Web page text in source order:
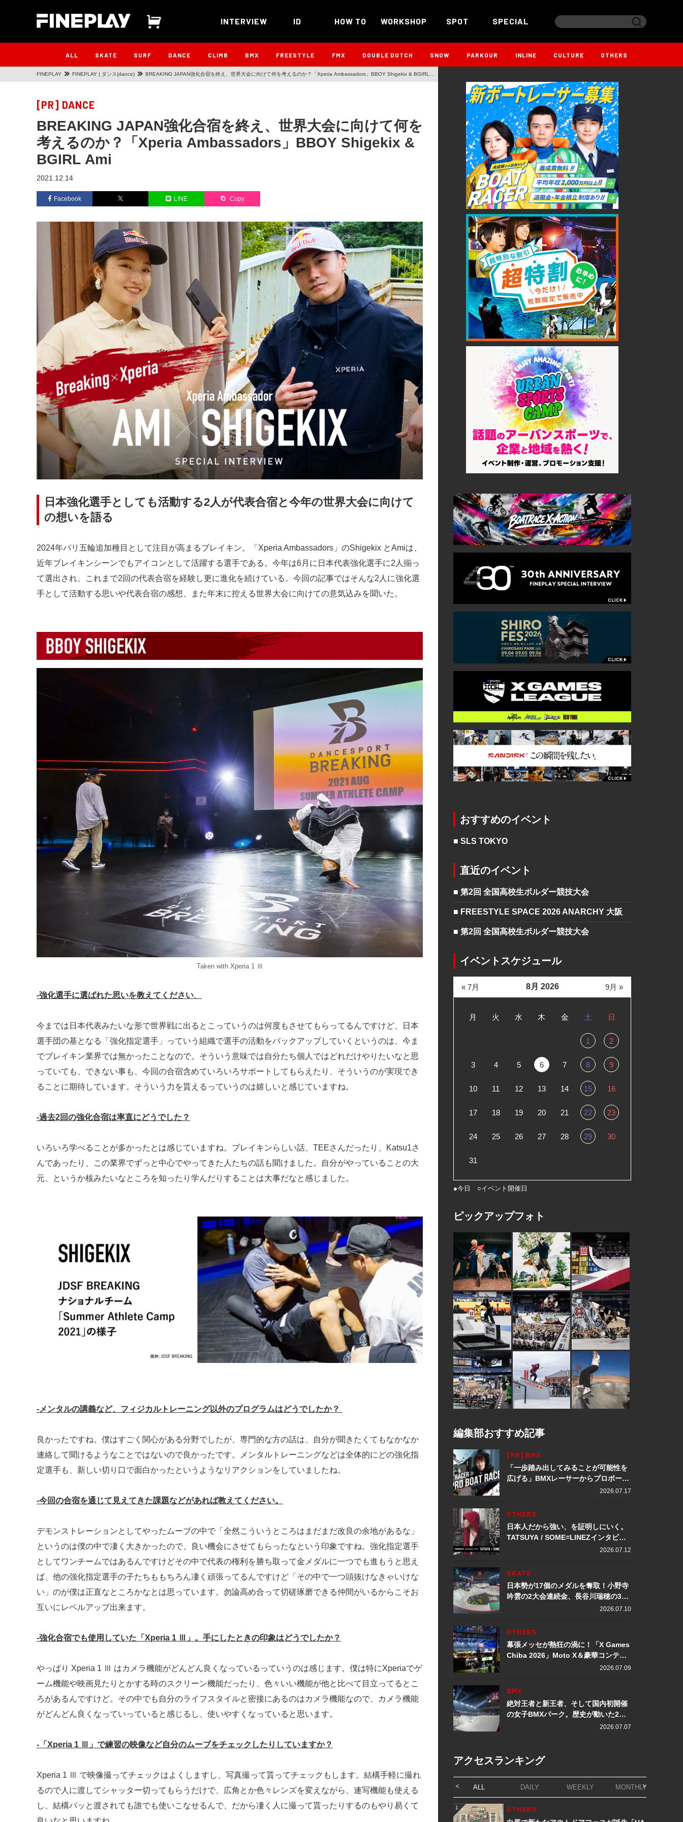
INTERVIEW ID HOW TO WORKSHOP SPOT SPECIAL
ALL SKATE SURF DANCE CLIMB BMX FREESTYLE FMX DOUBLE DUTCH SNOW PARKOUR INLINE CULTURE OTHERS
FINEPLAY FINEPLAY | ダンス(dance) BREAKING JAPAN強化合宿を終え、世界大会に向けて何を考えるのか？「Xperia Ambassadors」BBOY Shigekix & BGIRL
[PR] DANCE
BREAKING JAPAN強化合宿を終え、世界大会に向けて何を
考えるのか？「Xperia Ambassadors」BBOY Shigekix &
BGIRL Ami
2021.12.14
Facebook LINE Copy
日本強化選手としても活動する2人が代表合宿と今年の世界大会に向けて
の想いを語る
2024年パリ五輪追加種目として注目が高まるブレイキン。「Xperia Ambassadors」のShigekix とAmiは、
近年ブレイキンシーンでもアイコンとして活躍する選手である。今年は6月に日本代表強化選手に2人揃っ
て選出され、これまで2回の代表合宿を経験し更に進化を続けている。今回の記事ではそんな2人に強化選
手として活動する思いや代表合宿の感想、また年末に控える世界大会に向けての意気込みを聞いた。
Taken with Xperia 1 Ⅲ
‐強化選手に選ばれた思いを教えてください。
今までは日本代表みたいな形で世界戦に出るとこっていうのは何度もさせてもらってるんですけど、日本
選手団の基となる「強化指定選手」っていう組織で選手の活動をバックアップしていくというのは、今ま
でブレイキン業界では無かったことなので。そういう意味では自分たち個人ではどれだけやりたいなと思
っていても、できない事も、今回の合宿含めていろいろサポートしてもらえたり、そういうのが実現でき
ることに期待しています。そういう力を貰えるっていうのは嬉しいと感じていますね。
‐過去2回の強化合宿は率直にどうでした？
いろいろ学べることが多かったとは感じていますね。ブレイキンらしい話、TEEさんだったり、Katsu1さ
んであったり、この業界でずっと中心でやってきた人たちの話も聞けました。自分がやっていることの大
元、というか核みたいなところを知ったり学んだりすることは大事だなと感じました。
‐メンタルの講義など、フィジカルトレーニング以外のプログラムはどうでしたか？
良かったですね。僕はすごく関心がある分野でしたが、専門的な方の話は、自分が聞きたくてもなかなか
連絡して聞けるようなことではないので良かったです。メンタルトレーニングなどは全体的にどの強化指
定選手も、新しい切り口で面白かったというようなリアクションをしていましたね。
‐今回の合宿を通じて見えてきた課題などがあれば教えてください。
デモンストレーションとしてやったムーブの中で「全然こういうところはまだまだ改良の余地があるな」
というのは僕の中で凄く大きかったので、良い機会にさせてもらったなという印象ですね。強化指定選手
としてワンチームではあるんですけどその中で代表の権利を勝ち取って金メダルに一つでも進もうと思え
ば、他の強化指定選手の子たちももちろん凄く頑張ってるんですけど「その中で一つ頭抜けなきゃいけな
い」のが僕は正直なところかなとは思っています。勿論高め合って切磋琢磨できる仲間がいるからこそお
互いにレベルアップ出来ます。
‐強化合宿でも使用していた「Xperia 1 Ⅲ」。手にしたときの印象はどうでしたか？
やっぱり Xperia 1 Ⅲ はカメラ機能がどんどん良くなっているっていうのは感じます。僕は特にXperiaでゲ
ーム機能や映画見たりとかする時のスクリーン機能だったり、色々いい機能が他と比べて目立ってるとこ
ろがあるんですけど。その中でも自分のライフスタイルと密接にあるのはカメラ機能なので、カメラ機能
がどんどん良くなっていっていると感じるし、使いやすくなっていると思います。
‐「Xperia 1 Ⅲ」で練習の映像など自分のムーブをチェックしたりしていますか？
Xperia 1 Ⅲ で映像撮ってチェックはよくしますし、写真撮って貰ってチェックもします。結構手軽に撮れ
るので人に渡してシャッター切ってもらうだけで、広角とか色々レンズを変えながら、連写機能も使える
し、結構パッと渡されても誰でも使いこなせるんで、だから凄く人に撮って貰ったりするのもやり易くて
おすすめのイベント
■ SLS TOKYO
直近のイベント
■ 第2回 全国高校生ボルダー競技大会
■ FREESTYLE SPACE 2026 ANARCHY 大阪
■ 第2回 全国高校生ボルダー競技大会
イベントスケジュール
8月 2026
月 火 水 木 金 土 日
1 2
3 4 5 6 7 8 9
10 11 12 13 14 15 16
17 18 19 20 21 22 23
24 25 26 27 28 29 30
31
« 7月 9月 »
●今日 ○イベント開催日
ピックアップフォト
編集部おすすめ記事
[PR] BMX
「一歩踏み出してみることが可能性を
広げる」BMXレーサーからプロボート
レーサーへ転身。上田龍星が体現する
2026.07.17
OTHERS
日本人だから強い、を証明しにいく。
TATSUYA / SOME≡LINEZインタビュ
2026.07.12
SKATE
日本勢が17個のメダルを奪取！小野寺
吟雲の2大会連続金、長谷川瑞穂の3メ
ダル獲得など数々の快挙をプレイバッ
2026.07.10
OTHERS
幕張メッセが熱狂の渦に！「X Games
Chiba 2026」Moto X＆豪華コンテン
2026.07.09
BMX
絶対王者と新王者、そして国内初開催
の女子BMXパーク。歴史が動いた2日
2026.07.07
アクセスランキング
ALL DAILY WEEKLY MONTHLY
1 OTHERS